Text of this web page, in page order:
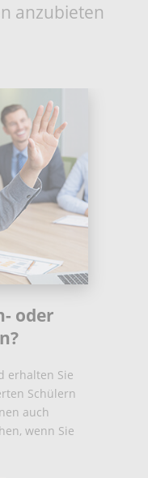
anzubieten
oder
erhalten Sie
Schülern
auch
wenn Sie